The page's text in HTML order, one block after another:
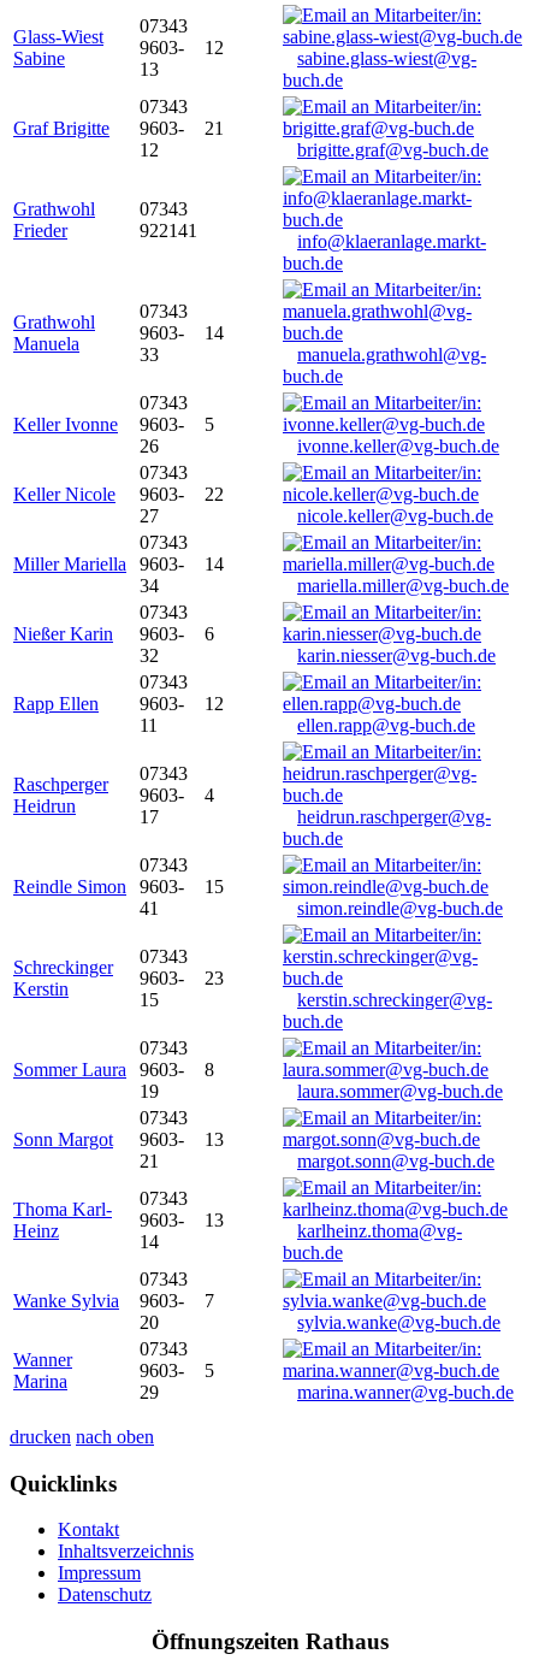
Glass-Wiest
Sabine
07343
9603-
13
12
sabine.glass-wiest@vg-
buch.de
Graf Brigitte
07343
9603-
12
21
brigitte.graf@vg-buch.de
Grathwohl
Frieder
07343
922141
info@klaeranlage.markt-
buch.de
Grathwohl
Manuela
07343
9603-
33
14
manuela.grathwohl@vg-
buch.de
Keller Ivonne
07343
9603-
26
5
ivonne.keller@vg-buch.de
Keller Nicole
07343
9603-
27
22
nicole.keller@vg-buch.de
Miller Mariella
07343
9603-
34
14
mariella.miller@vg-buch.de
Nießer Karin
07343
9603-
32
6
karin.niesser@vg-buch.de
Rapp Ellen
07343
9603-
11
12
ellen.rapp@vg-buch.de
Raschperger
Heidrun
07343
9603-
17
4
heidrun.raschperger@vg-
buch.de
Reindle Simon
07343
9603-
41
15
simon.reindle@vg-buch.de
Schreckinger
Kerstin
07343
9603-
15
23
kerstin.schreckinger@vg-
buch.de
Sommer Laura
07343
9603-
19
8
laura.sommer@vg-buch.de
Sonn Margot
07343
9603-
21
13
margot.sonn@vg-buch.de
Thoma Karl-
Heinz
07343
9603-
14
13
karlheinz.thoma@vg-
buch.de
Wanke Sylvia
07343
9603-
20
7
sylvia.wanke@vg-buch.de
Wanner
Marina
07343
9603-
29
5
marina.wanner@vg-buch.de
drucken nach oben
Quicklinks
Kontakt
Inhaltsverzeichnis
Impressum
Datenschutz
Öffnungszeiten Rathaus